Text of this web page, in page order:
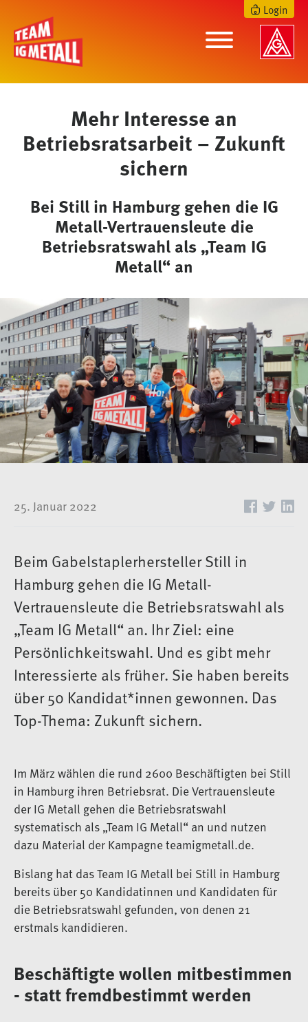
Login
Mehr Interesse an
Betriebsratsarbeit – Zukunft
sichern
Bei Still in Hamburg gehen die IG
Metall-Vertrauensleute die
Betriebsratswahl als „Team IG
Metall“ an
25. Januar 2022
Beim Gabelstaplerhersteller Still in
Hamburg gehen die IG Metall-
Vertrauensleute die Betriebsratswahl als
„Team IG Metall“ an. Ihr Ziel: eine
Persönlichkeitswahl. Und es gibt mehr
Interessierte als früher. Sie haben bereits
über 50 Kandidat*innen gewonnen. Das
Top-Thema: Zukunft sichern.
Im März wählen die rund 2600 Beschäftigten bei Still
in Hamburg ihren Betriebsrat. Die Vertrauensleute
der IG Metall gehen die Betriebsratswahl
systematisch als „Team IG Metall“ an und nutzen
dazu Material der Kampagne teamigmetall.de.
Bislang hat das Team IG Metall bei Still in Hamburg
bereits über 50 Kandidatinnen und Kandidaten für
die Betriebsratswahl gefunden, von denen 21
erstmals kandidieren.
Beschäftigte wollen mitbestimmen
- statt fremdbestimmt werden